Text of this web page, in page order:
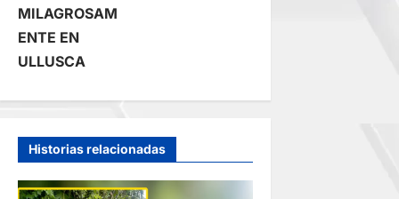
e
g
a
c
i
MILAGROSAM
ENTE EN
ULLUSCA
Historias relacionadas